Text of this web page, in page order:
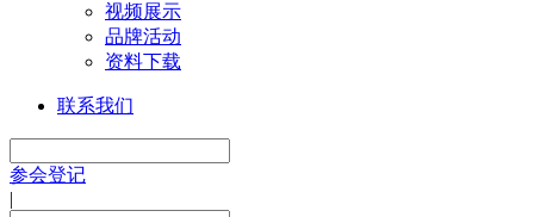
视频展示
品牌活动
资料下载
联系我们
参会登记
|